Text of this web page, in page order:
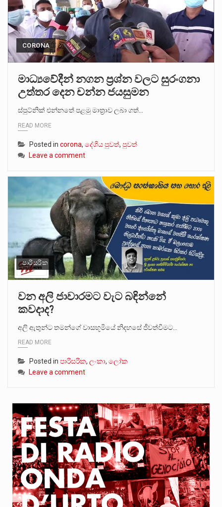
CORONA
මාධ්‍යවේදීන් නගන ප්‍රශ්න වලට සුරංගනා
උත්තර දෙන චන්න ජයසුමන
ස්පුට්නික් එන්නතේ පළමු මාත්‍රාව ලබා ගත්…
READ MORE
Posted in corona, දේශීය පුවත්, පුවත්
Leave a comment
පාරිසරික
වන අලි ජාවාරමට වැට බඳින්නේ
කවදාද?
අලි ඇතුන්ට තමන්ගේ වාසභූමියේ නිදහසේ ජීවත්වීමට…
READ MORE
Posted in පාරිසරික, ලංකා, ලෝක
Leave a comment